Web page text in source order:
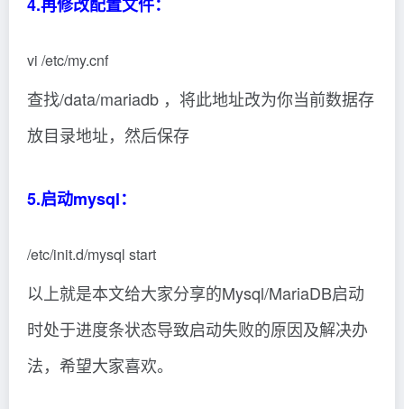
vi /etc/my.cnf
查找/data/mariadb ，将此地址改为你当前数据存
放目录地址，然后保存
5.启动mysql：
/etc/init.d/mysql start
以上就是本文给大家分享的Mysql/MariaDB启动
时处于进度条状态导致启动失败的原因及解决办
法，希望大家喜欢。